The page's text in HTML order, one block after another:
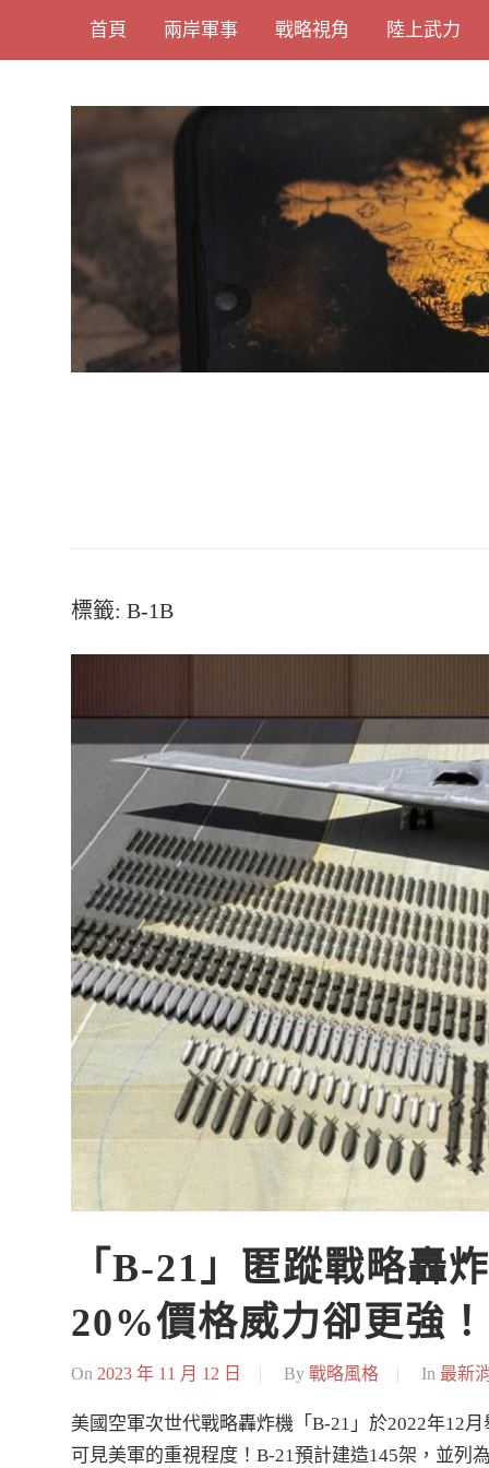
首頁 兩岸軍事 戰略視角 陸上武力
標籤: B-1B
「B-21」匿蹤戰略轟
20%價格威力卻更強
On 2023 年 11 月 12 日 By 戰略風格 In 最新
美國空軍次世代戰略轟炸機「B-21」於2022年12
可見美軍的重視程度！B-21預計建造145架，並列